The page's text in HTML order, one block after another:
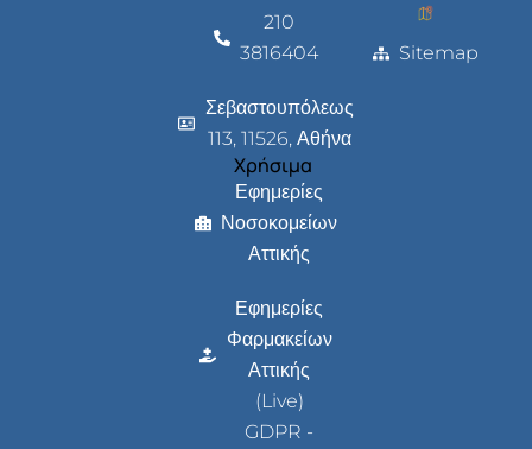
210
3816404
Σεβαστουπόλεως
113, 11526, Αθήνα
Χρήσιμα
Εφημερίες
Νοσοκομείων
Αττικής
Εφημερίες
Φαρμακείων
Αττικής
(Live)
GDPR -
Sitemap